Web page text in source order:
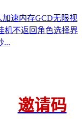
速内存GCD无限视
机不返回角色选择界
...
邀请码